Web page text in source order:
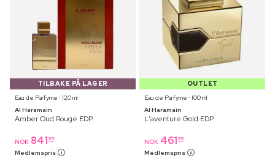
TILBAKE PÅ LAGER
Eau de Parfyme ⋅ 120 ml
Al Haramain
Amber Oud Rouge EDP
NOK 841 95
Medlemspris
OUTLET
Eau de Parfyme ⋅ 100 ml
Al Haramain
L'aventure Gold EDP
NOK 461 95
Medlemspris